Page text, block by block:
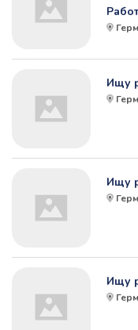
Ищу
Ищу
Ищу